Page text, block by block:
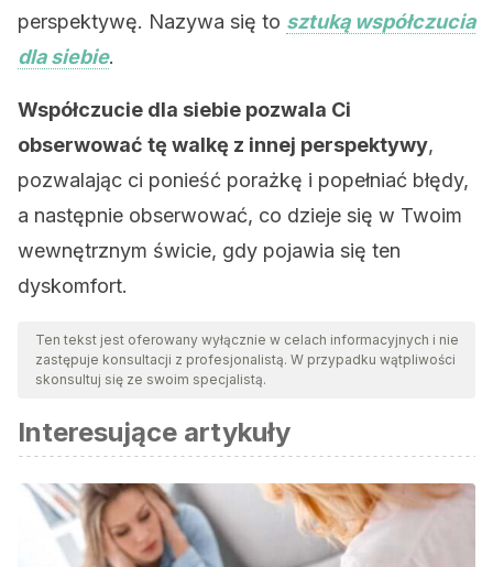
perspektywę. Nazywa się to sztuką współczucia
dla siebie.
Współczucie dla siebie pozwala Ci
obserwować tę walkę z innej perspektywy,
pozwalając ci ponieść porażkę i popełniać błędy,
a następnie obserwować, co dzieje się w Twoim
wewnętrznym świcie, gdy pojawia się ten
dyskomfort.
Ten tekst jest oferowany wyłącznie w celach informacyjnych i nie
zastępuje konsultacji z profesjonalistą. W przypadku wątpliwości
skonsultuj się ze swoim specjalistą.
Interesujące artykuły